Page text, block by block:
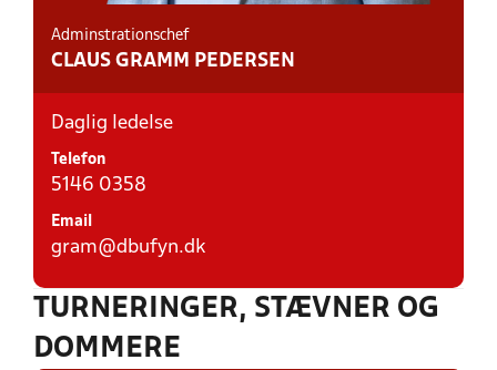
Adminstrationschef
CLAUS GRAMM PEDERSEN
Daglig ledelse
Telefon
5146 0358
Email
gram@dbufyn.dk
TURNERINGER, STÆVNER OG
DOMMERE